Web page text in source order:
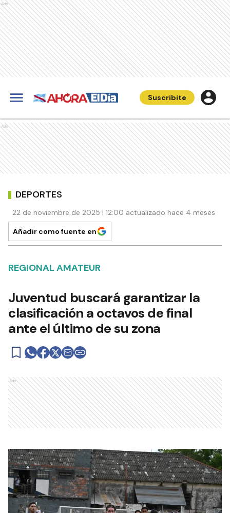
Ads
Suscribite
Ads
DEPORTES
22 de noviembre de 2025 | 12:00 actualizado hace 4 meses
Añadir como fuente en
REGIONAL AMATEUR
Juventud buscará garantizar la
clasificación a octavos de final
ante el último de su zona
Ads